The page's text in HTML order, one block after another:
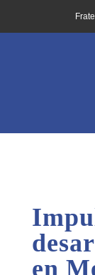
al
en